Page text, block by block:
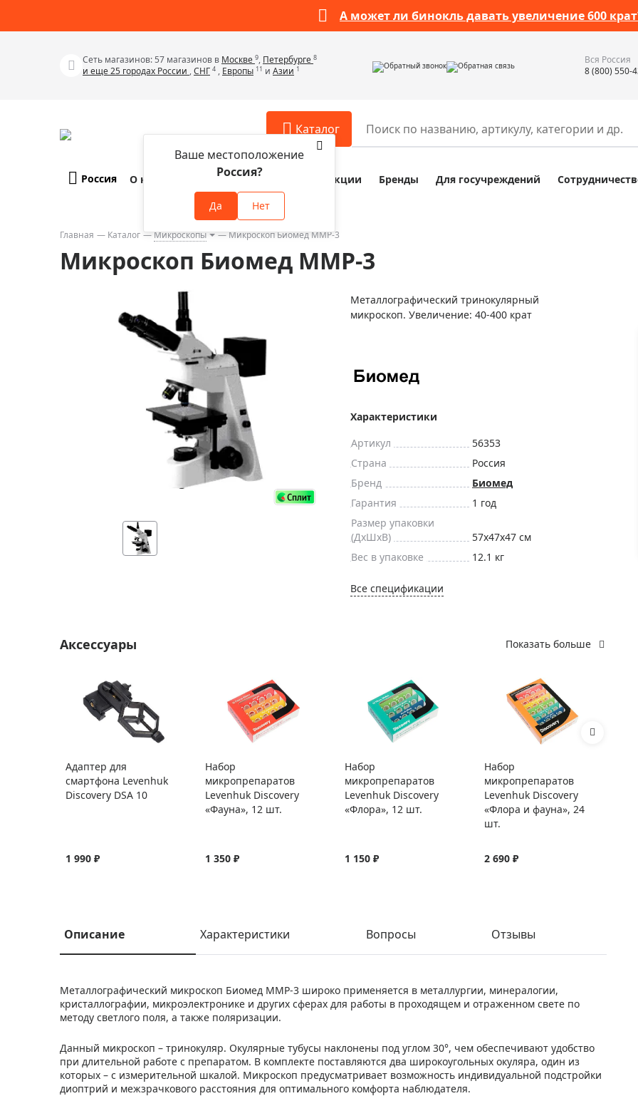
А может ли бинокль давать увеличение 600
Сеть магазинов: 57 магазинов в Москве 9, Петербурге 8
и еще 25 городах России ,СНГ 4 , Европы 11 и Азии 1 Обратный звонок Обратная связь
Вся Россия
8 (800) 550-
Каталог
Телескопы
Бинокли
Зрительные трубы
Монокуляры
Приборы ночного видения
Метеостанции, барометры, часы
Discovery (Дискавери)
Астропланетарии
Аксессуары для микроскопов
Аксессуары для зрительных труб
Аксессуары для биноклей
Аксессуары для луп
Аксессуары для приборов ночного
Распродажа оптики по специальным
Распродажа выставочных образцов
Разное
Глобусы
Глобусы интерактивные
Элементы питания, карты
Экшн-камеры
Фотооборудование
Россия
Ваше местоположение
Россия?
Да Нет
О компании Оплата и доставка Акции Бренды Для госучреждений
Главная Каталог Микроскопы Микроскоп Биомед ММР-3
Микроскоп Биомед ММР-3
Металлографический тринокулярный
микроскоп. Увеличение: 40-400 крат
Характеристики
Артикул
56353
Страна
Россия
Бренд
Биомед
Гарантия
1 год
Размер упаковки
(ДxШxВ)
57x47x47 см
Вес в упаковке
12.1 кг
Все спецификации
Аксессуары Показать больше
Адаптер для
смартфона Levenhuk
Discovery DSA 10
1 990 ₽
Набор
микропрепаратов
Levenhuk Discovery
«Фауна», 12 шт.
1 350 ₽
Набор
микропрепаратов
Levenhuk Discovery
«Флора», 12 шт.
1 150 ₽
Набор
микропрепаратов
Levenhuk Discovery
«Флора и фауна», 24
шт.
2 690 ₽
Описание Характеристики Вопросы Отзывы
Металлографический микроскоп Биомед ММР-3 широко применяется в металлургии, минералогии,
кристаллографии, микроэлектронике и других сферах для работы в проходящем и отраженном свете по
методу светлого поля, а также поляризации.
Данный микроскоп – тринокуляр. Окулярные тубусы наклонены под углом 30°, чем обеспечивают удобство
при длительной работе с препаратом. В комплекте поставляются два широкоугольных окуляра, один из
которых – с измерительной шкалой. Микроскоп предусматривает возможность индивидуальной подстройки
диоптрий и межзрачкового расстояния для оптимального комфорта наблюдателя.